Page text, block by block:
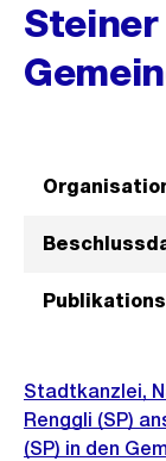
Steiner
Stadtkanzlei,
Renggli (SP)
(SP) in den